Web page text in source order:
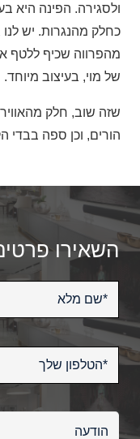
ולסגירה. הפינה היא
כחלק מהנגרות. יש
מהפרווה שכיף ללטף
של מוי, בעיצוב מיוחד.
שזה שוב, חלק
הורים, וכן ספה בבדי
השאירו